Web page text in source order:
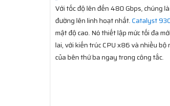
Với tốc độ lên đến 480 Gbps, chúng
đường lên linh hoạt nhất.Catalyst
mật độ cao. Nó thiết lập mức tối đa
lai, với kiến trúc CPU x86 và nhiều
của bên thứ ba ngay trong công tắc.